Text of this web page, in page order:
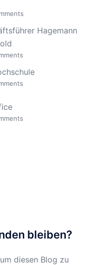
Hagemann
bleiben?
diesen Blog zu